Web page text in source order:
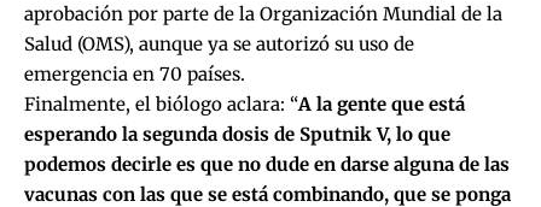
aprobación por parte de la Organización Mundial de la
Salud (OMS), aunque ya se autorizó su uso de
emergencia en 70 países.
Finalmente, el biólogo aclara: “A la gente que está
esperando la segunda dosis de Sputnik V, lo que
podemos decirle es que no dude en darse alguna de las
vacunas con las que se está combinando, que se ponga